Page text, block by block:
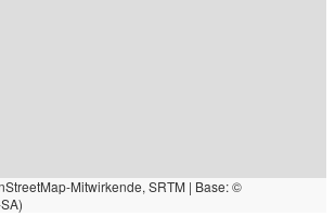
Mitwirkende, SRTM | Base: ©